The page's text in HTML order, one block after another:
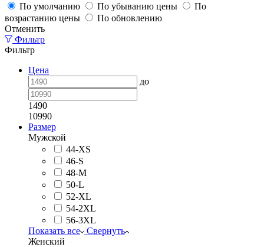
По умолчанию
По убыванию цены
По
возрастанию цены
По обновлению
Отменить
Фильтр
Фильтр
Цена
до
1490
10990
Размер
Мужской
44-XS
46-S
48-M
50-L
52-XL
54-2XL
56-3XL
Показать все
Свернуть
Женский